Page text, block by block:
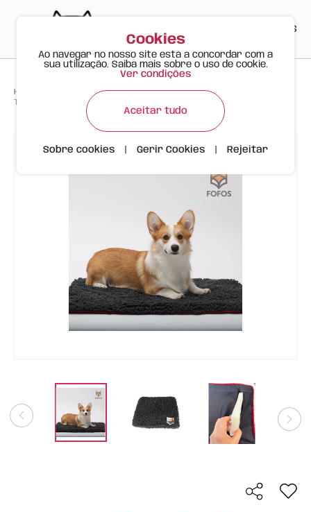
ES
Happy Meow Produtos > >
Tapete/Cama Espuma Viscoelástica Cinza Tamanho S | FOFOS
Cookies
Ao navegar no nosso site está a concordar com a
sua utilização. Saiba mais sobre o uso de cookie.
Ver condições
Aceitar tudo
Sobre cookies Gerir Cookies Rejeitar